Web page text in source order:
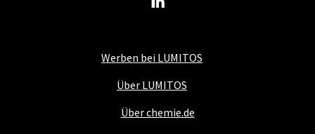
Werben bei LUMITOS
Über LUMITOS
Über chemie.de